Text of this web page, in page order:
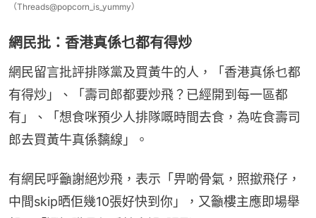
（Threads@popcorn_is_yummy）
網民批：香港真係乜都有得炒
網民留言批評排隊黨及買黃牛的人，「香港真係乜都
有得炒」、「壽司郎都要炒飛？已經開到每一區都
有」、「想食咪預少人排隊嘅時間去食，為咗食壽司
郎去買黃牛真係黐線」。
有網民呼籲謝絕炒飛，表示「畀啲骨氣，照撳飛仔，
中間skip晒佢幾10張好快到你」，又籲樓主應即場舉